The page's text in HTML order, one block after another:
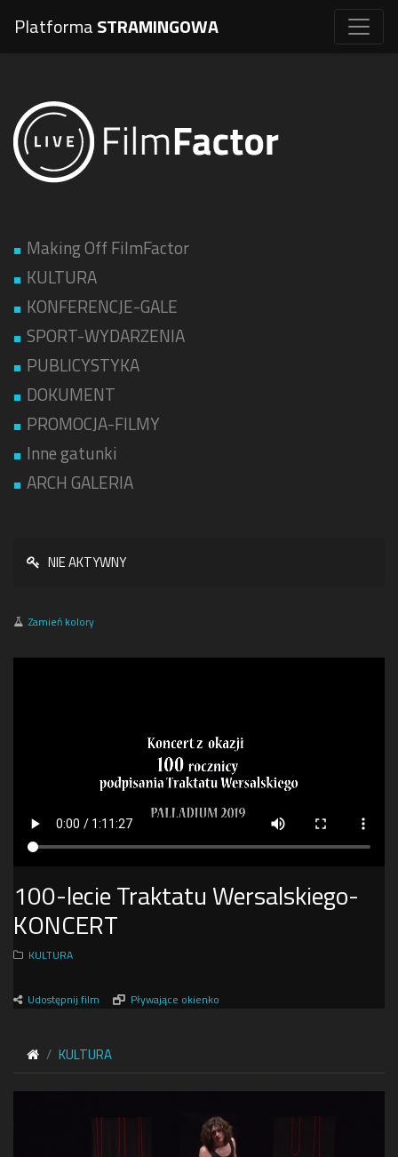
PlatformaSTRAMINGOWA
Making Off FilmFactor
KULTURA
KONFERENCJE-GALE
SPORT-WYDARZENIA
PUBLICYSTYKA
DOKUMENT
PROMOCJA-FILMY
Inne gatunki
ARCH GALERIA
NIE AKTYWNY
Zamień kolory
100-lecie Traktatu Wersalskiego-
KONCERT
KULTURA
Udostępnij film Pływające okienko
KULTURA